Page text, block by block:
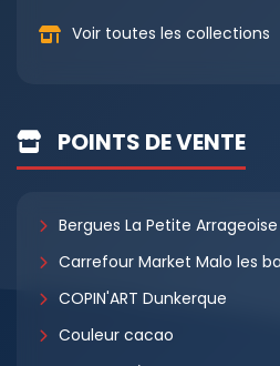
Voir toutes les collections
POINTS DE VENTE
Bergues La Petite Arrageoise
Carrefour Market Malo les
COPIN'ART Dunkerque
Couleur cacao